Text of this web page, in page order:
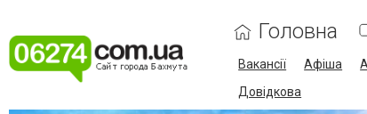
Головна
Вакансії Афіша
Довідкова